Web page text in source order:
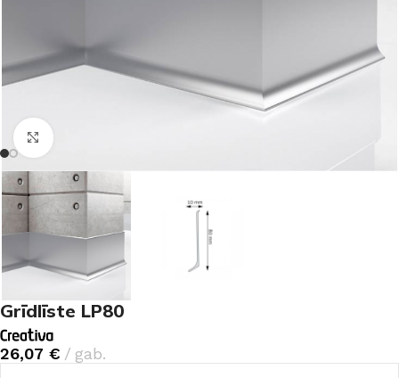
Noklikšķiniet, lai palielinātu
Grīdlīste LP80
26,07 € gab.